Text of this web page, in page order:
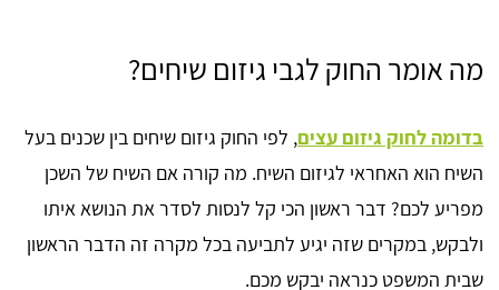
מה אומר החוק לגבי גיזום שיחים?
בדומה לחוק גיזום עצים, לפי החוק גיזום שיחים בין שכנים בעל
השיח הוא האחראי לגיזום השיח. מה קורה אם השיח של השכן
מפריע לכם? דבר ראשון הכי קל לנסות לסדר את הנושא איתו
ולבקש, במקרים שזה יגיע לתביעה בכל מקרה זה הדבר הראשון
שבית המשפט כנראה יבקש מכם.